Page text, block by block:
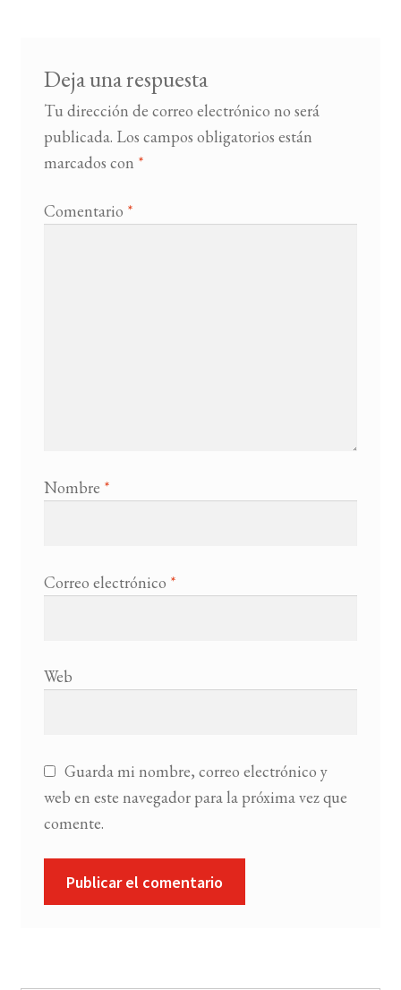
LISTA DE LIBROS
Deja una respuesta
Tu dirección de correo electrónico no será
publicada. Los campos obligatorios están
marcados con *
Comentario *
Nombre *
Correo electrónico *
Web
Guarda mi nombre, correo electrónico y
web en este navegador para la próxima vez que
comente.